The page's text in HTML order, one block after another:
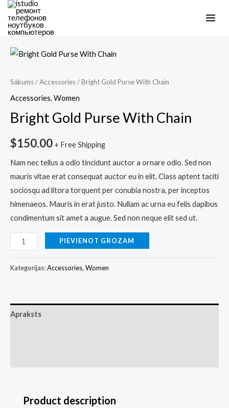
Skip
content
Sākums/Accessories/ Bright Gold Purse With Chain
Accessories, Women
Bright Gold Purse With Chain
$150.00 + Free Shipping
Nam nec tellus a odio tincidunt auctor a ornare odio. Sed non
mauris vitae erat consequat auctor eu in elit. Class aptent taciti
sociosqu ad litora torquent per conubia nostra, per inceptos
himenaeos. Mauris in erat justo. Nullam ac urna eu felis dapibus
condimentum sit amet a augue. Sed non neque elit sed ut.
Bright
Purse
With
daudzums
PIEVIENOT GROZAM
Kategorijas:Accessories, Women
Apraksts
Product description